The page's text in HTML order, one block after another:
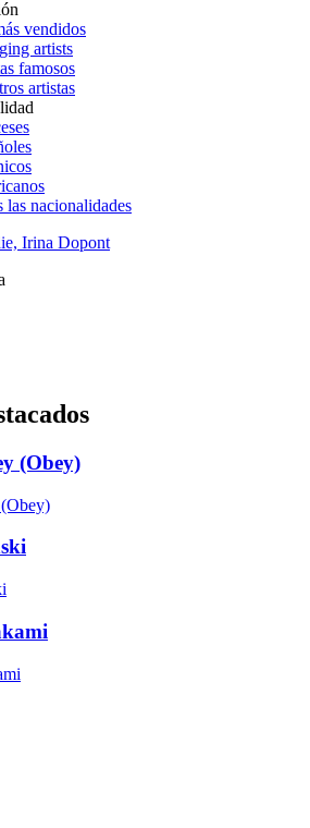
vendidos
artists
famosos
artistas
las nacionalidades
(Obey)